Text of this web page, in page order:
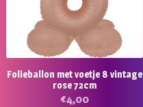
Folieballon met voetje 8 vintage
rose 72cm
€4,00